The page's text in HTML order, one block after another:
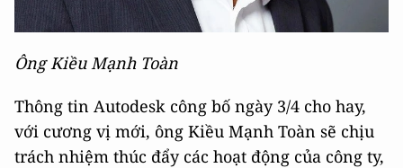
Ông Kiều Mạnh Toàn
Thông tin Autodesk công bố ngày 3/4 cho hay,
với cương vị mới, ông Kiều Mạnh Toàn sẽ chịu
trách nhiệm thúc đẩy các hoạt động của công ty,